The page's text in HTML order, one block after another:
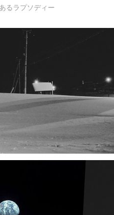
るラプソディー